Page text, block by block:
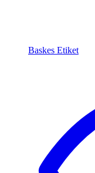
Baskes Etiket